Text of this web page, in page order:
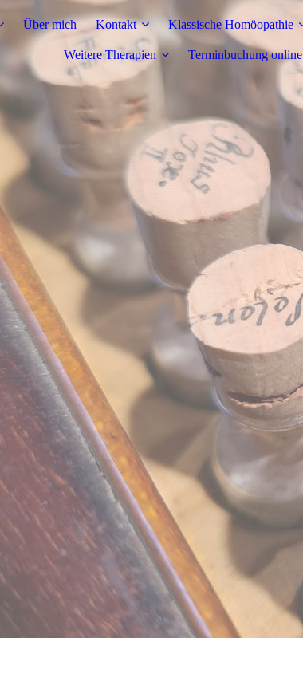
Über mich Kontakt Klassische Homöopathie
Weitere Therapien Terminbuchung online